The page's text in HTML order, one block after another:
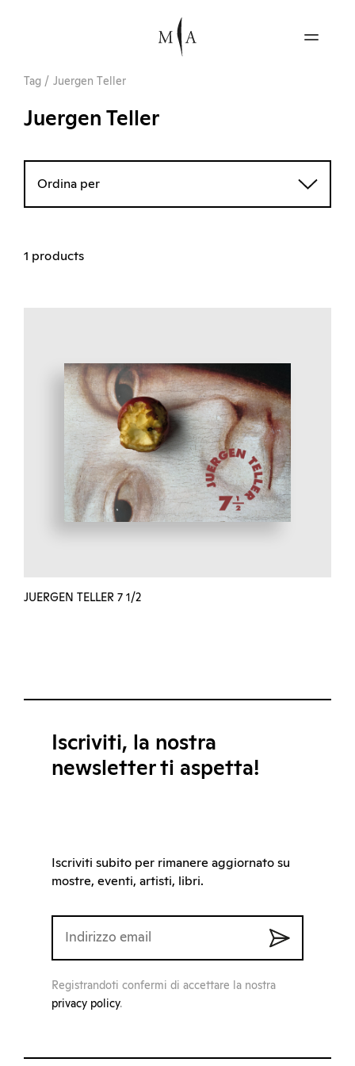
Tag / Juergen Teller
Juergen Teller
Ordina per
1 products
JUERGEN TELLER 7 1/2
Iscriviti, la nostra
newsletter ti aspetta!
Iscriviti subito per rimanere aggiornato su
mostre, eventi, artisti, libri.
Registrandoti confermi di accettare la nostra
privacy policy.